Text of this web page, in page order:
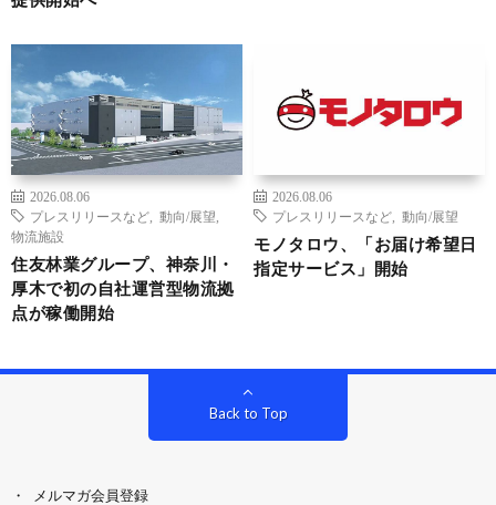
2026.08.06
プレスリリースなど
動向/展望
物流施設
住友林業グループ、神奈川・
厚木で初の自社運営型物流拠
点が稼働開始
2026.08.06
プレスリリースなど
動向/展望
モノタロウ、「お届け希望日
指定サービス」開始
Back to Top
メルマガ会員登録